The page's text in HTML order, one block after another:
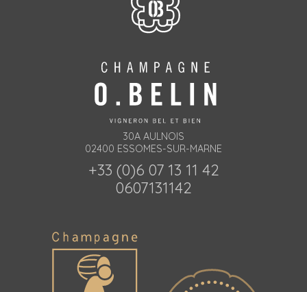
30A AULNOIS
02400 ESSOMES-SUR-MARNE
+33 (0)6 07 13 11 42
0607131142